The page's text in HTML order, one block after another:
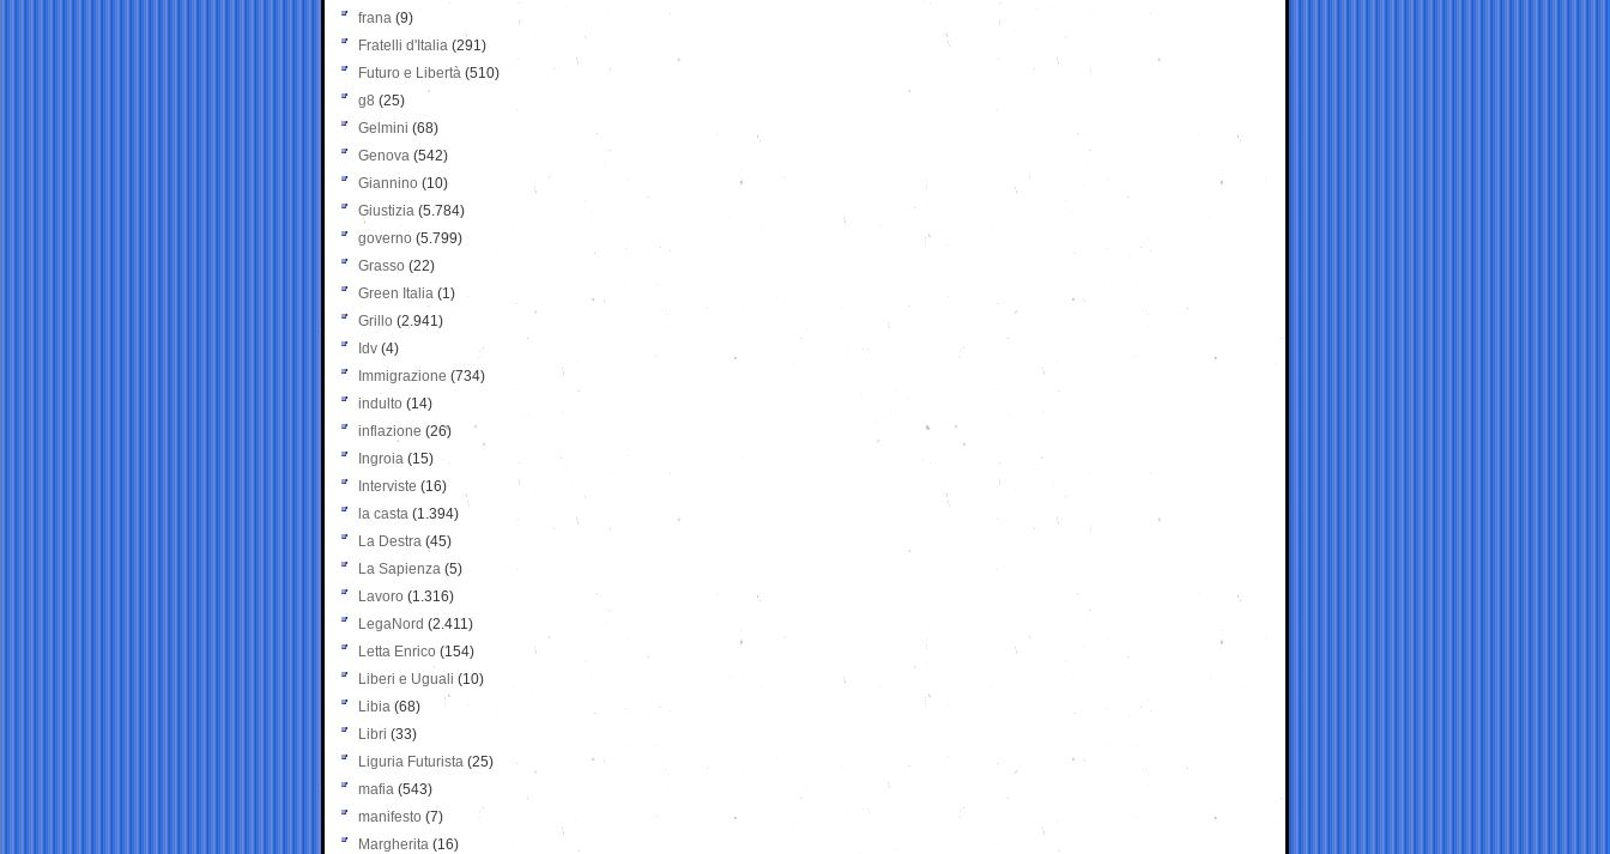
frana (9)
Fratelli d'Italia (291)
Futuro e Libertà (510)
g8 (25)
Gelmini (68)
Genova (542)
Giannino (10)
Giustizia (5.784)
governo (5.799)
Grasso (22)
Green Italia (1)
Grillo (2.941)
Idv (4)
Immigrazione (734)
indulto (14)
inflazione (26)
Ingroia (15)
Interviste (16)
la casta (1.394)
La Destra (45)
La Sapienza (5)
Lavoro (1.316)
LegaNord (2.411)
Letta Enrico (154)
Liberi e Uguali (10)
Libia (68)
Libri (33)
Liguria Futurista (25)
mafia (543)
manifesto (7)
Margherita (16)